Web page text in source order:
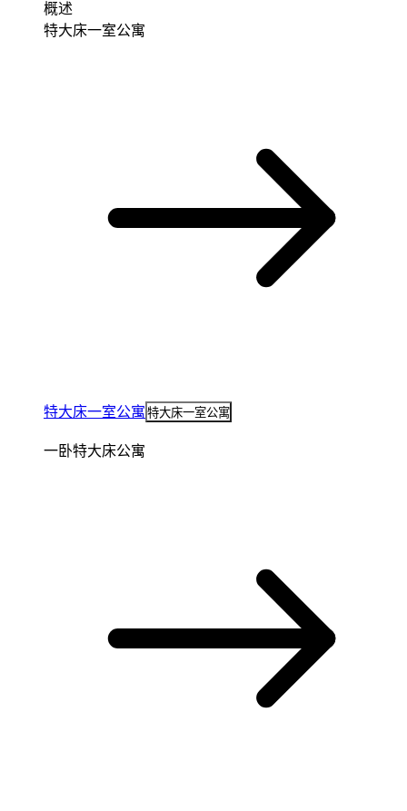
概述
特大床一室公寓
特大床一室公寓 特大床一室公寓
一卧特大床公寓